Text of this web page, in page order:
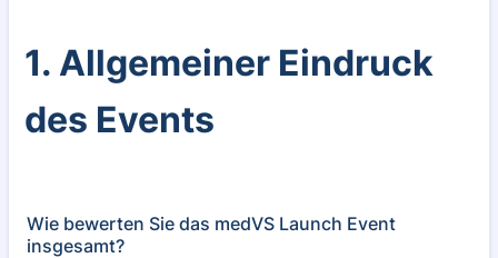
1. Allgemeiner Eindruck
des Events
Wie bewerten Sie das medVS Launch Event
insgesamt?